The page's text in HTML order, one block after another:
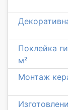
Поклейка
м²
Монтаж